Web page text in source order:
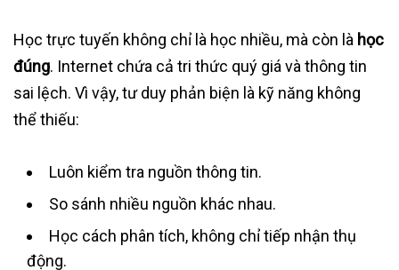
Học trực tuyến không chỉ là học nhiều, mà còn là học
đúng. Internet chứa cả tri thức quý giá và thông tin
sai lệch. Vì vậy, tư duy phản biện là kỹ năng không
thể thiếu:
Luôn kiểm tra nguồn thông tin.
So sánh nhiều nguồn khác nhau.
Học cách phân tích, không chỉ tiếp nhận thụ
động.